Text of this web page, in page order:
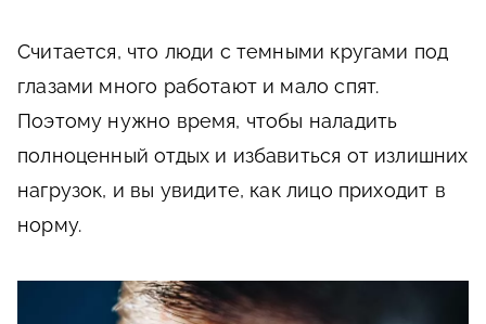
Считается, что люди с темными кругами под
глазами много работают и мало спят.
Поэтому нужно время, чтобы наладить
полноценный отдых и избавиться от излишних
нагрузок, и вы увидите, как лицо приходит в
норму.